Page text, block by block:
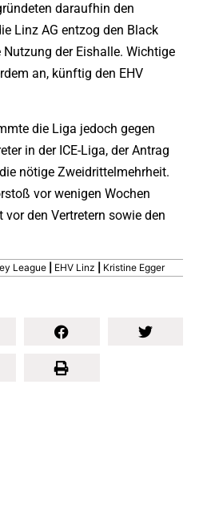
daraufhin den
Linz AG entzog den Black
der Eishalle. Wichtige
an, künftig den EHV
die Liga jedoch gegen
in der ICE-Liga, der Antrag
nötige Zweidrittelmehrheit.
vor wenigen Wochen
vor den Vertretern sowie den
League EHV Linz Kristine Egger